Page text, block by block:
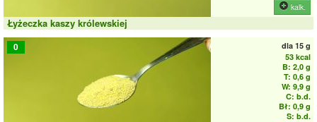
kalk.
Łyżeczka kaszy królewskiej
0 dla 15 g
53 kcal
B: 2,0 g
T: 0,6 g
W: 9,9 g
C: b.d.
Bł: 0,9 g
S: b.d.